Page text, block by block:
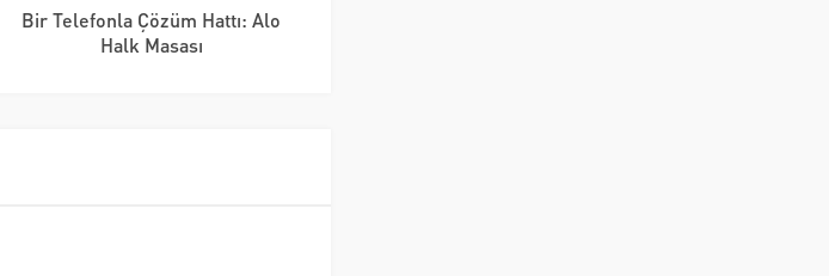
Bir Telefonla Çözüm Hattı: Alo
Halk Masası